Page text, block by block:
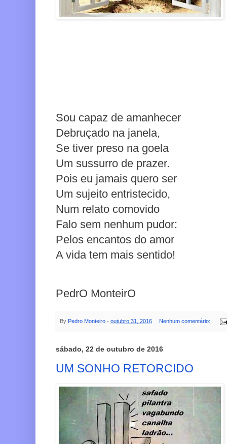
Sou capaz de amanhecer
Debruçado na janela,
Se tiver preso na goela
Um sussurro de prazer.
Pois eu jamais quero ser
Um sujeito entristecido,
Num relato comovido
Falo sem nenhum pudor:
Pelos encantos do amor
A vida tem mais sentido!
PedrO MonteirO
By Pedro Monteiro - outubro 31, 2016 Nenhum comentário:
sábado, 22 de outubro de 2016
UM SONHO RETORCIDO